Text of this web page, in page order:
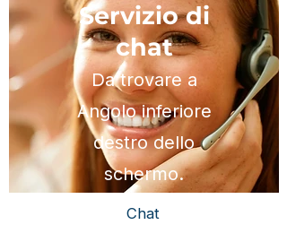
Servizio di
chat
Da trovare a
Angolo inferiore
destro dello
schermo.
Chat